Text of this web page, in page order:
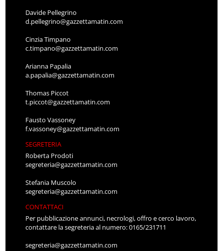
Davide Pellegrino
d.pellegrino@gazzettamatin.com
Cinzia Timpano
c.timpano@gazzettamatin.com
Arianna Papalia
a.papalia@gazzettamatin.com
Thomas Piccot
t.piccot@gazzettamatin.com
Fausto Vassoney
f.vassoney@gazzettamatin.com
SEGRETERIA
Roberta Prodoti
segreteria@gazzettamatin.com
Stefania Muscolo
segreteria@gazzettamatin.com
CONTATTACI
Per pubblicazione annunci, necrologi, offro e cerco lavoro,
contattare la segreteria al numero: 0165/231711
segreteria@gazzettamatin.com